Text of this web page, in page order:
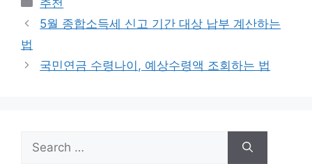
5월 종합소득세 신고 기간 대상 납부 계산하는
법
국민연금 수령나이, 예상수령액 조회하는 법
for: